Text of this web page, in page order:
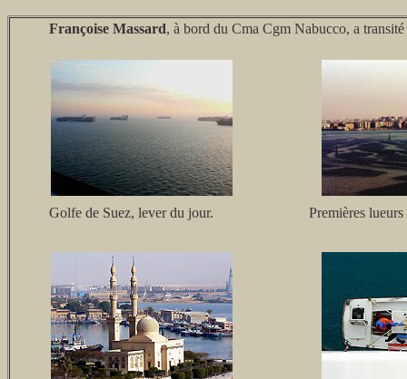
Françoise Massard, à bord du Cma Cgm Nabucco, a
Golfe de Suez, lever du jour. Premières lueurs